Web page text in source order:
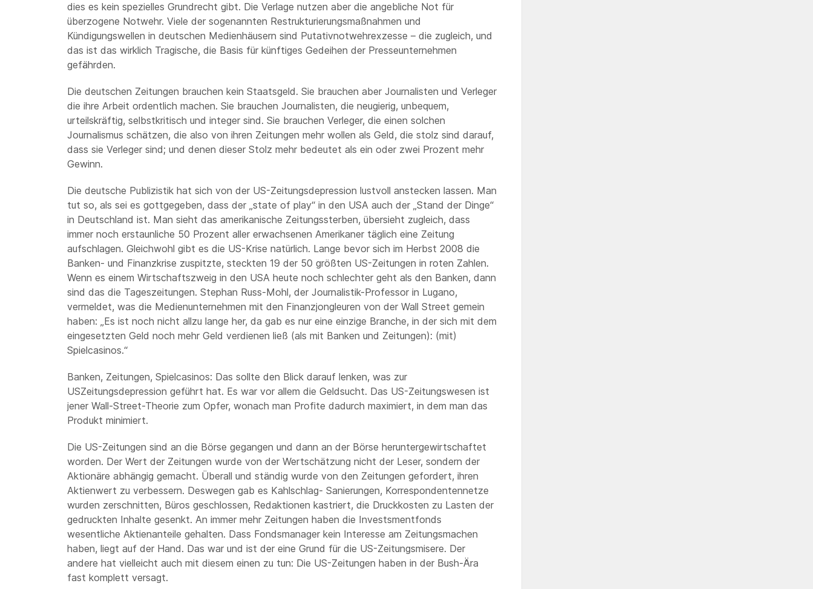
dies es kein spezielles Grundrecht gibt. Die Verlage nutzen aber die angebliche Not für
überzogene Notwehr. Viele der sogenannten Restrukturierungsmaßnahmen und
Kündigungswellen in deutschen Medienhäusern sind Putativnotwehrexzesse – die zugleich, und
das ist das wirklich Tragische, die Basis für künftiges Gedeihen der Presseunternehmen
gefährden.
Die deutschen Zeitungen brauchen kein Staatsgeld. Sie brauchen aber Journalisten und Verleger
die ihre Arbeit ordentlich machen. Sie brauchen Journalisten, die neugierig, unbequem,
urteilskräftig, selbstkritisch und integer sind. Sie brauchen Verleger, die einen solchen
Journalismus schätzen, die also von ihren Zeitungen mehr wollen als Geld, die stolz sind darauf,
dass sie Verleger sind; und denen dieser Stolz mehr bedeutet als ein oder zwei Prozent mehr
Gewinn.
Die deutsche Publizistik hat sich von der US-Zeitungsdepression lustvoll anstecken lassen. Man
tut so, als sei es gottgegeben, dass der „state of play“ in den USA auch der „Stand der Dinge“
in Deutschland ist. Man sieht das amerikanische Zeitungssterben, übersieht zugleich, dass
immer noch erstaunliche 50 Prozent aller erwachsenen Amerikaner täglich eine Zeitung
aufschlagen. Gleichwohl gibt es die US-Krise natürlich. Lange bevor sich im Herbst 2008 die
Banken- und Finanzkrise zuspitzte, steckten 19 der 50 größten US-Zeitungen in roten Zahlen.
Wenn es einem Wirtschaftszweig in den USA heute noch schlechter geht als den Banken, dann
sind das die Tageszeitungen. Stephan Russ-Mohl, der Journalistik-Professor in Lugano,
vermeldet, was die Medienunternehmen mit den Finanzjongleuren von der Wall Street gemein
haben: „Es ist noch nicht allzu lange her, da gab es nur eine einzige Branche, in der sich mit dem
eingesetzten Geld noch mehr Geld verdienen ließ (als mit Banken und Zeitungen): (mit)
Spielcasinos.“
Banken, Zeitungen, Spielcasinos: Das sollte den Blick darauf lenken, was zur
USZeitungsdepression geführt hat. Es war vor allem die Geldsucht. Das US-Zeitungswesen ist
jener Wall-Street-Theorie zum Opfer, wonach man Profite dadurch maximiert, in dem man das
Produkt minimiert.
Die US-Zeitungen sind an die Börse gegangen und dann an der Börse heruntergewirtschaftet
worden. Der Wert der Zeitungen wurde von der Wertschätzung nicht der Leser, sondern der
Aktionäre abhängig gemacht. Überall und ständig wurde von den Zeitungen gefordert, ihren
Aktienwert zu verbessern. Deswegen gab es Kahlschlag- Sanierungen, Korrespondentennetze
wurden zerschnitten, Büros geschlossen, Redaktionen kastriert, die Druckkosten zu Lasten der
gedruckten Inhalte gesenkt. An immer mehr Zeitungen haben die Investsmentfonds
wesentliche Aktienanteile gehalten. Dass Fondsmanager kein Interesse am Zeitungsmachen
haben, liegt auf der Hand. Das war und ist der eine Grund für die US-Zeitungsmisere. Der
andere hat vielleicht auch mit diesem einen zu tun: Die US-Zeitungen haben in der Bush-Ära
fast komplett versagt.